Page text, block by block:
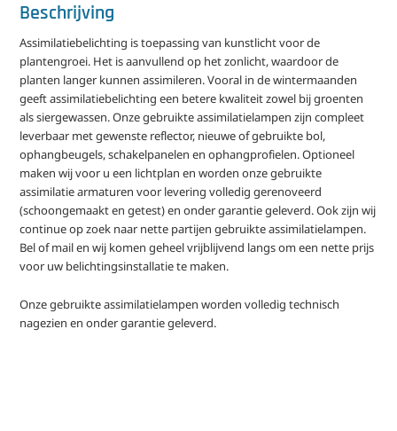
Beschrijving
Assimilatiebelichting is toepassing van kunstlicht voor de
plantengroei. Het is aanvullend op het zonlicht, waardoor de
planten langer kunnen assimileren. Vooral in de wintermaanden
geeft assimilatiebelichting een betere kwaliteit zowel bij groenten
als siergewassen. Onze gebruikte assimilatielampen zijn compleet
leverbaar met gewenste reflector, nieuwe of gebruikte bol,
ophangbeugels, schakelpanelen en ophangprofielen. Optioneel
maken wij voor u een lichtplan en worden onze gebruikte
assimilatie armaturen voor levering volledig gerenoveerd
(schoongemaakt en getest) en onder garantie geleverd. Ook zijn wij
continue op zoek naar nette partijen gebruikte assimilatielampen.
Bel of mail en wij komen geheel vrijblijvend langs om een nette prijs
voor uw belichtingsinstallatie te maken.
Onze gebruikte assimilatielampen worden volledig technisch
nagezien en onder garantie geleverd.